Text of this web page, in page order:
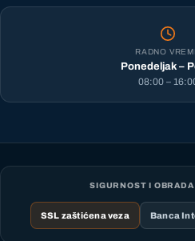
RADNO
Ponedeljak –
08:00 –
SIGURNOST I
SSL zaštićena veza Banca